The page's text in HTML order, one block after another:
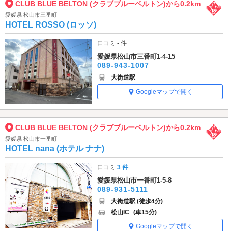
CLUB BLUE BELTON (クラブブルーベルトン)から0.2km
愛媛県 松山市三番町
HOTEL ROSSO (ロッソ)
口コミ - 件
愛媛県松山市三番町1-4-15
089-943-1007
大街道駅
Googleマップで開く
CLUB BLUE BELTON (クラブブルーベルトン)から0.2km
愛媛県 松山市一番町
HOTEL nana (ホテル ナナ)
口コミ3 件
愛媛県松山市一番町1-5-8
089-931-5111
大街道駅 (徒歩4分)
松山IC (車15分)
Googleマップで開く